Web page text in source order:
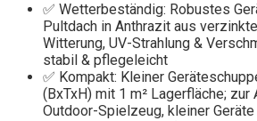
✅ Wetterbeständig: Robustes
Pultdach in Anthrazit aus
Witterung, UV-Strahlung &
stabil & pflegeleicht
✅ Kompakt: Kleiner
(BxTxH) mit 1 m² Lagerfläche; zur
Outdoor-Spielzeug, kleiner